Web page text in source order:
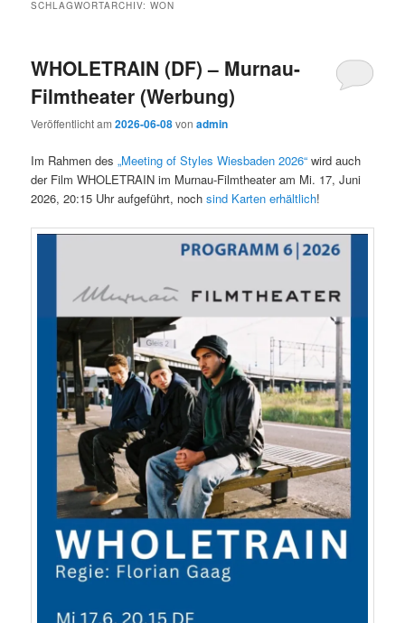
SCHLAGWORTARCHIV:WON
WHOLETRAIN (DF) – Murnau-
Filmtheater (Werbung)
Veröffentlicht am2026-06-08vonadmin
Im Rahmen des „Meeting of Styles Wiesbaden 2026“ wird auch
der Film WHOLETRAIN im Murnau-Filmtheater am Mi. 17, Juni
2026, 20:15 Uhr aufgeführt, nochsind Karten erhältlich!